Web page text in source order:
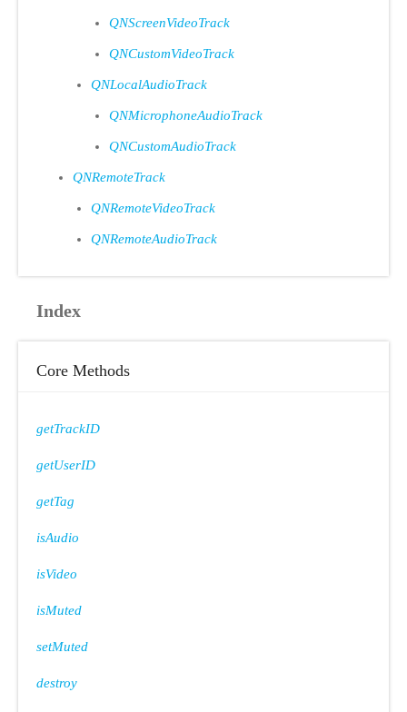
QNScreenVideoTrack
QNCustomVideoTrack
QNLocalAudioTrack
QNMicrophoneAudioTrack
QNCustomAudioTrack
QNRemoteTrack
QNRemoteVideoTrack
QNRemoteAudioTrack
Index
Core Methods
getTrackID
getUserID
getTag
isAudio
isVideo
isMuted
setMuted
destroy